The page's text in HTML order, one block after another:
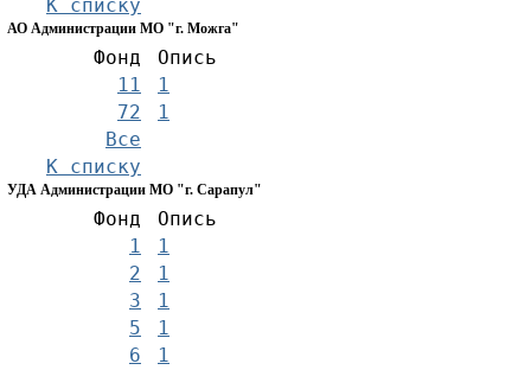
К списку
АО Администрации МО "г. Можга"
Фонд
Опись
11
1
72
1
Все
К списку
УДА Администрации МО "г. Сарапул"
Фонд
Опись
1
1
2
1
3
1
5
1
6
1